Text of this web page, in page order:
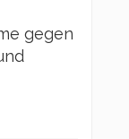
gegen